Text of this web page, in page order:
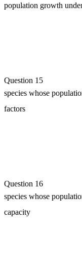
population growth
Question 15
species whose
factors
Question 16
species whose
capacity